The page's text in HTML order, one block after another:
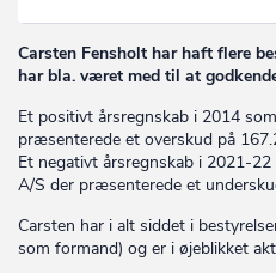
Carsten Fensholt har haft flere
har bla. været med til at
Et positivt årsregnskab i 2014
præsenterede et overskud på
Et negativt årsregnskab i 2021-
A/S der præsenterede et
Carsten har i alt siddet i
som formand) og er i øjeblikket